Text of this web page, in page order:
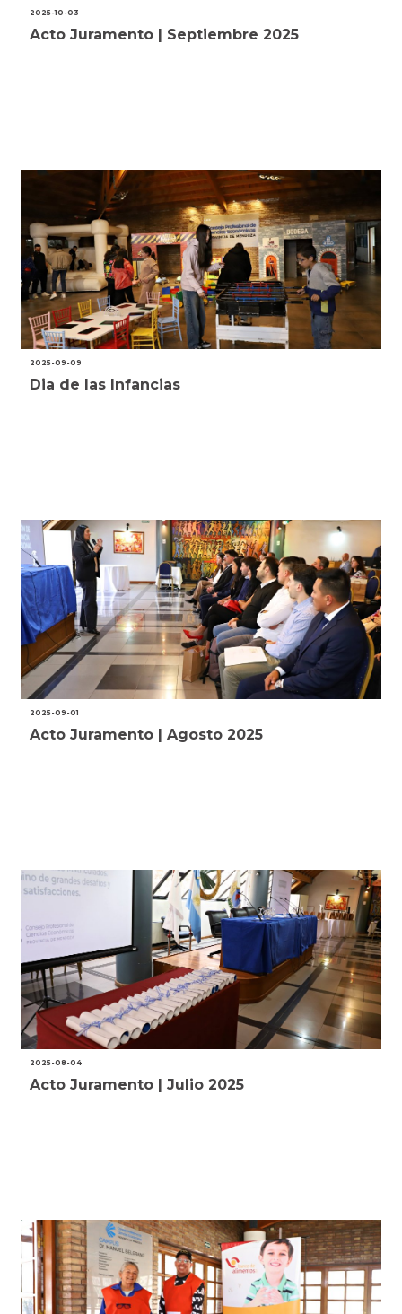
2025-10-03
Acto Juramento | Septiembre 2025
2025-09-09
Dia de las Infancias
2025-09-01
Acto Juramento | Agosto 2025
2025-08-04
Acto Juramento | Julio 2025